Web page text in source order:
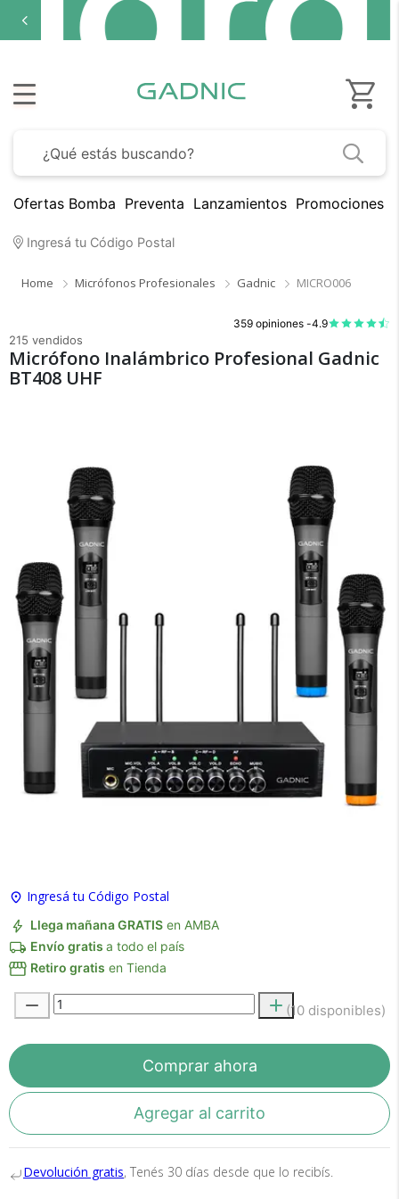
Ofertas Bomba Preventa Lanzamientos Promociones
Ingresá tu Código Postal
Home Micrófonos Profesionales Gadnic MICRO006
359 opiniones -4.9
215 vendidos
Micrófono Inalámbrico Profesional Gadnic
BT408 UHF
Ingresá tu Código Postal
Llega mañana GRATIS en AMBA
Envío gratis a todo el país
Retiro gratis en Tienda
(10 disponibles)
Comprar ahora
Agregar al carrito
Devolución gratis, Tenés 30 días desde que lo recibís.
Recibí el producto que esperabas o
te devolvemos tu dinero.
que esperabas o te devolvemos el 100% de tu